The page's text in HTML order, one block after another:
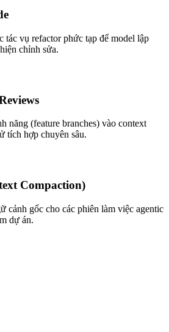
tác vụ refactor phức tạp để model lập
chỉnh sửa.
năng (feature branches) vào context
tích hợp chuyên sâu.
Compaction)
cảnh gốc cho các phiên làm việc agentic
dự án.